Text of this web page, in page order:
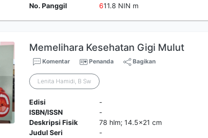
No. Panggil
611.8 NIN m
Memelihara Kesehatan Gigi Mulut
Komentar Penanda Bagikan
Lenita Hamidi, B Sw
Edisi
-
ISBN/ISSN
-
Deskripsi Fisik
78 hlm; 14.5x21 cm
Judul Seri
-